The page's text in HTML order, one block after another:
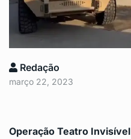
Redação
março 22, 2023
Operação Teatro Invisível